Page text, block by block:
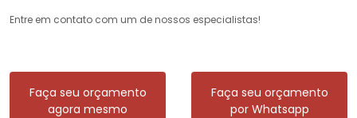
Entre em contato com um de nossos especialistas!
Faça seu orçamento
agora mesmo
Faça seu orçamento
por Whatsapp